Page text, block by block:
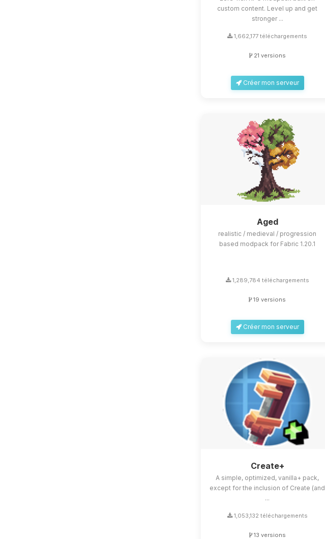
custom content. Level up and get
stronger ...
1,662,177 téléchargements
21 versions
Créer mon serveur
Aged
realistic / medieval / progression
based modpack for Fabric 1.20.1
1,289,784 téléchargements
19 versions
Créer mon serveur
Create+
A simple, optimized, vanilla+ pack,
except for the inclusion of Create (and
...
1,053,132 téléchargements
13 versions